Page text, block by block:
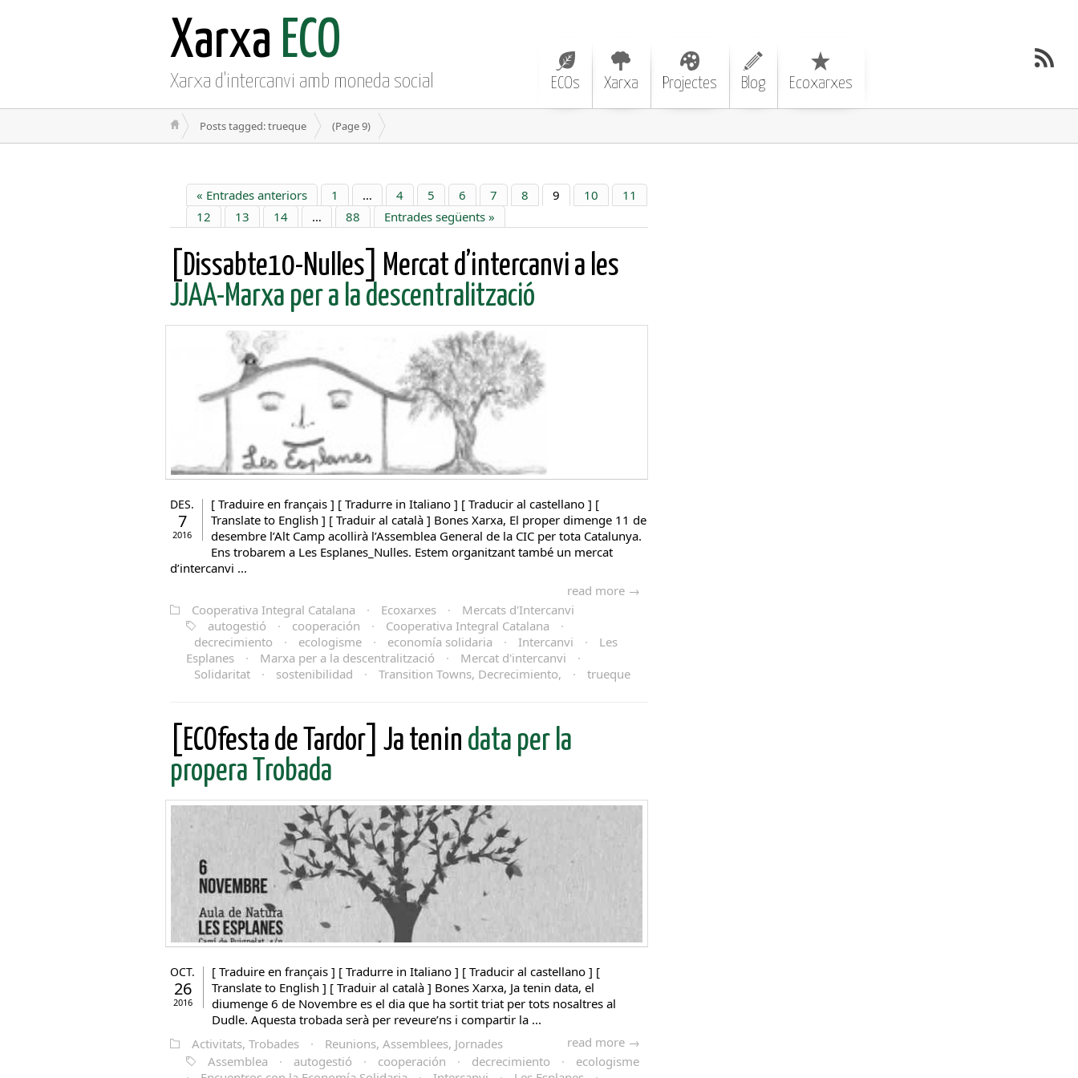
Xarxa ECO
Xarxa d'intercanvi amb moneda social ECOs Xarxa Projectes Blog Ecoxarxes
Posts tagged: trueque (Page 9)
« Entrades anteriors 1 … 4 5 6 7 8 9 10
11
12
13 14 … 88 Entrades següents »
[Dissabte10-Nulles] Mercat d’intercanvi a les
JJAA-Marxa per a la descentralització
DES.
7
2016
[ Traduire en français ] [ Tradurre in Italiano ] [ Traducir al castellano ] [
Translate to English ] [ Traduir al català ] Bones Xarxa, El proper dimenge 11 de
desembre l’Alt Camp acollirà l’Assemblea General de la CIC per tota Catalunya.
Ens trobarem a Les Esplanes_Nulles. Estem organitzant també un mercat
d’intercanvi ...
read more →
Cooperativa Integral Catalana
· Ecoxarxes ·
Mercats d'Intercanvi
autogestió
· cooperación · Cooperativa Integral Catalana
·
decrecimiento
· ecologisme · economía solidaria · Intercanvi ·
Les
Esplanes
· Marxa per a la descentralització · Mercat d'intercanvi
·
Solidaritat
· sostenibilidad · Transition Towns, Decrecimiento, · trueque
[ECOfesta de Tardor] Ja tenin data per la
propera Trobada
OCT.
26
2016
[ Traduire en français ] [ Tradurre in Italiano ] [ Traducir al castellano ] [
Translate to English ] [ Traduir al català ] Bones Xarxa, Ja tenin data, el
diumenge 6 de Novembre es el dia que ha sortit triat per tots nosaltres al
Dudle. Aquesta trobada serà per reveure’ns i compartir la ...
read more →
Activitats, Trobades ·
Reunions, Assemblees, Jornades
Assemblea
· autogestió · cooperación · decrecimiento ·
ecologisme